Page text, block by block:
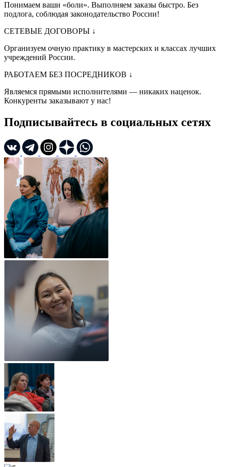
Понимаем ваши «боли». Выполняем заказы быстро. Без
подлога, соблюдая законодательство России!
СЕТЕВЫЕ ДОГОВОРЫ ↓
Организуем очную практику в мастерских и классах лучших
учреждений России.
РАБОТАЕМ БЕЗ ПОСРЕДНИКОВ ↓
Являемся прямыми исполнителями — никаких наценок.
Конкуренты заказывают у нас!
Подписывайтесь в социальных сетях